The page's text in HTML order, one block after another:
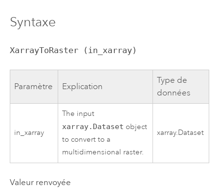
Syntaxe
XarrayToRaster (in_xarray)
Paramètre Explication
Type de
données
in_xarray
The input
xarray.Dataset object
to convert to a
multidimensional raster.
xarray.Dataset
Valeur renvoyée